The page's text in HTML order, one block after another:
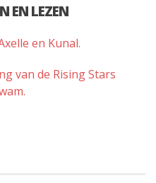
EN LEZEN
en Kunal.
van de Rising Stars